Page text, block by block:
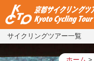
サイクリングツアー一覧